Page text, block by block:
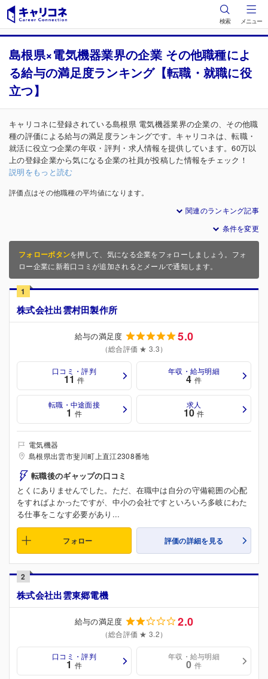
検索 メニュー
島根県×電気機器業界の企業 その他職種によ
る給与の満足度ランキング【転職・就職に役
立つ】
キャリコネに登録されている島根県 電気機器業界の企業の、その他職
種の評価による給与の満足度ランキングです。キャリコネは、転職・
就活に役立つ企業の年収・評判・求人情報を提供しています。60万以
上の登録企業から気になる企業の社員が投稿した情報をチェック！
説明をもっと読む
評価点はその他職種の平均値になります。
関連のランキング記事
条件を変更
フォローボタンを押して、気になる企業をフォローしましょう。フォ
ロー企業に新着口コミが追加されるとメールで通知します。
1
株式会社出雲村田製作所
給与の満足度 5.0
（総合評価 ★ 3.3）
口コミ・評判
11 件
年収・給与明細
4 件
転職・中途面接
1 件
求人
10 件
電気機器
島根県出雲市斐川町上直江2308番地
転職後のギャップの口コミ
とくにありませんでした。ただ、在職中は自分の守備範囲の心配
をすればよかったですが、中小の会社ですといろいろ多岐にわた
る仕事をこなす必要があり...
フォロー 評価の詳細を見る
2
株式会社出雲東郷電機
給与の満足度 2.0
（総合評価 ★ 3.2）
口コミ・評判
1 件
年収・給与明細
0 件